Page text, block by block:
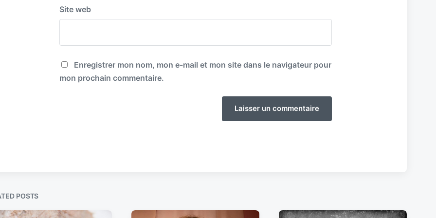
Site web
Enregistrer mon nom, mon e-mail et mon site dans le navigateur pour
mon prochain commentaire.
POSTS